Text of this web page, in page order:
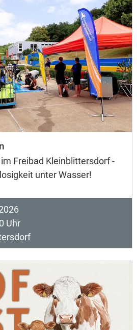
Freibad Kleinblittersdorf -
unter Wasser!
Uhr